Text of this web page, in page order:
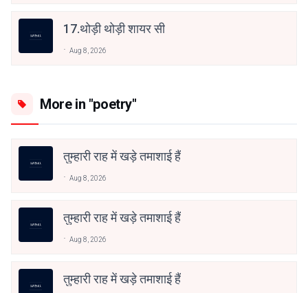
17.थोड़ी थोड़ी शायर सी
Aug 8, 2026
More in "poetry"
तुम्हारी राह में खड़े तमाशाई हैं
Aug 8, 2026
तुम्हारी राह में खड़े तमाशाई हैं
Aug 8, 2026
तुम्हारी राह में खड़े तमाशाई हैं